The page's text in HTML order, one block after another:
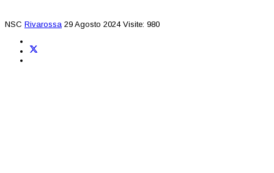
NSC Rivarossa 29 Agosto 2024 Visite: 980